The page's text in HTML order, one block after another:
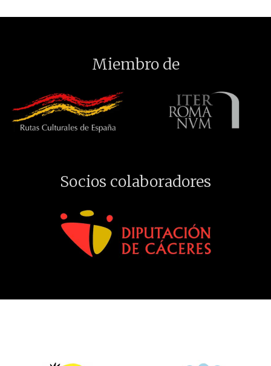
Miembro de
Socios colaboradores